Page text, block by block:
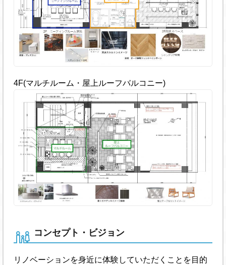
4F(マルチルーム・屋上ルーフバルコニー)
コンセプト・ビジョン
リノベーションを身近に体験していただくことを目的